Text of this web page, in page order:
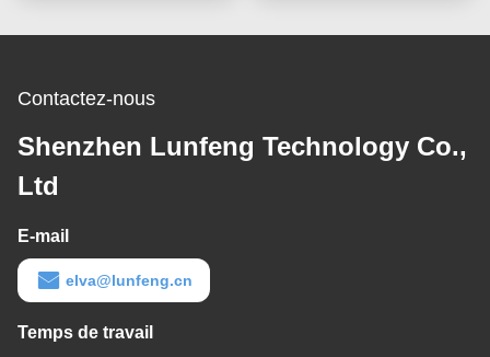
Contactez-nous
Shenzhen Lunfeng Technology Co.,
Ltd
E-mail
elva@lunfeng.cn
Temps de travail